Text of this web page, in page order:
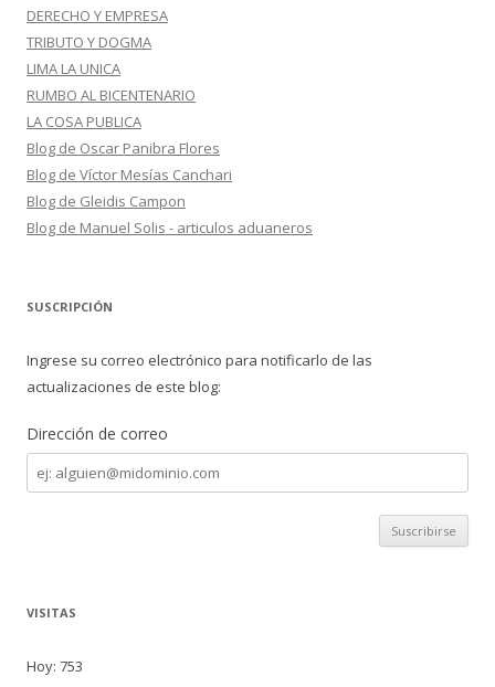
DERECHO Y EMPRESA
TRIBUTO Y DOGMA
LIMA LA UNICA
RUMBO AL BICENTENARIO
LA COSA PUBLICA
Blog de Oscar Panibra Flores
Blog de Víctor Mesías Canchari
Blog de Gleidis Campon
Blog de Manuel Solis - articulos aduaneros
SUSCRIPCIÓN
Ingrese su correo electrónico para notificarlo de las
actualizaciones de este blog:
Dirección de correo
Dirección
de
correo
VISITAS
Hoy: 753